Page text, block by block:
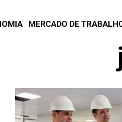
MERCADO DE